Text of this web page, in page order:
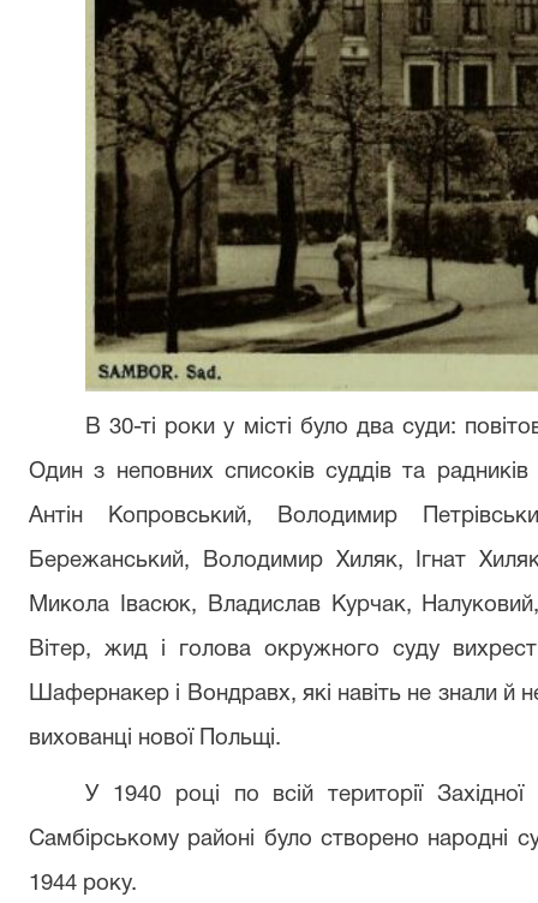
В 30-ті роки у місті було два суди:
Один з неповних списоків суддів та радників
Антін Копровський, Володимир
Бережанський, Володимир Хиляк, Ігнат
Микола Івасюк, Владислав Курчак,
Вітер, жид і голова окружного суду
Шафернакер і Вондравх, які навіть не знали й
вихованці нової Польщі.
У 1940 році по всій території
Самбірському районі було створено народні
1944 року.